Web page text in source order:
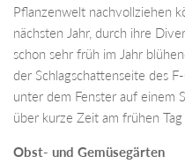
Pflanzenwelt nachvollziehen
nächsten Jahr, durch ihre
schon sehr früh im Jahr
der Schlagschattenseite des
unter dem Fenster auf einem
über kurze Zeit am frühen
Obst- und Gemüsegärten